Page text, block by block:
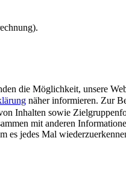
die Möglichkeit, unsere
näher informieren. Zur
Inhalten sowie
mit anderen
es jedes Mal